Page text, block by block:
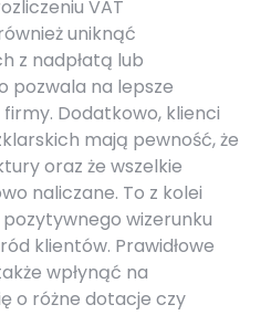
VAT
uniknąć
z nadpłatą lub
pozwala na lepsze
Dodatkowo, klienci
mają pewność, że
oraz że wszelkie
naliczane. To z kolei
wizerunku
klientów. Prawidłowe
wpłynąć na
o różne dotacje czy